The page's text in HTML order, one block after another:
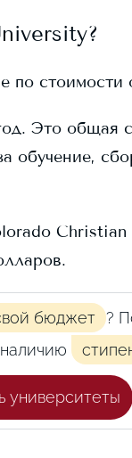
?
по стоимости
Это общая
обучение,
Christian
бюджет ?
университеты